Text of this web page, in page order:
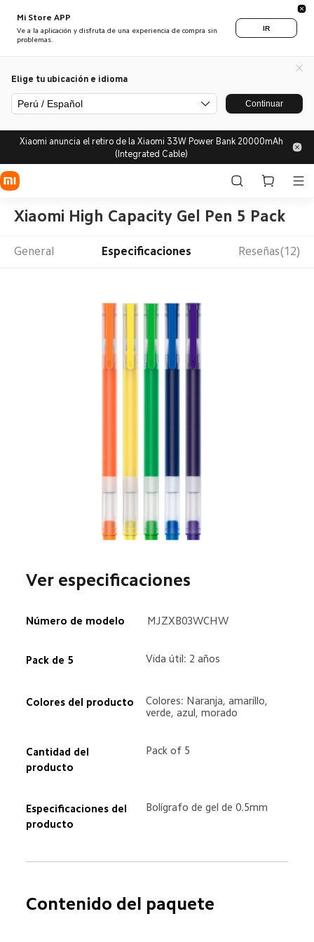
Mi Store APP
Ve a la aplicación y disfruta de una experiencia de compra sin
problemas.
IR
Elige tu ubicación e idioma
Perú / Español Continuar
Xiaomi anuncia el retiro de la Xiaomi 33W Power Bank 20000mAh
(Integrated Cable)
Xiaomi High Capacity Gel Pen 5 Pack
General Especificaciones Reseñas(12)
Ver especificaciones
Número de modelo MJZXB03WCHW
Pack de 5 Vida útil: 2 años
Colores del producto
Colores: Naranja, amarillo,
verde, azul, morado
Cantidad del
producto
Pack of 5
Especificaciones del
producto
Bolígrafo de gel de 0.5mm
Contenido del paquete